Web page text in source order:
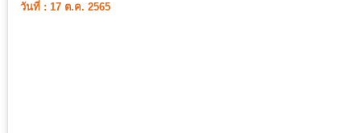
วันที่ : 17 ต.ค. 2565